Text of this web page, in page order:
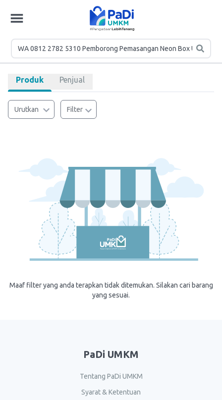
Produk Penjual
Urutkan Filter
Maaf filter yang anda terapkan tidak ditemukan. Silakan cari barang
yang sesuai.
PaDi UMKM
Tentang PaDi UMKM
Syarat & Ketentuan